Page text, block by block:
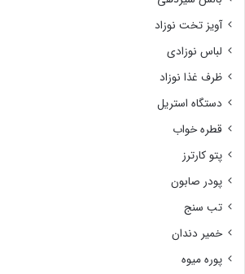
آویز تخت نوزاد
لباس نوزادی
ظرف غذا نوزاد
دستگاه استریل
قطره خواب
پتو کارترز
پودر صابون
تب سنج
خمیر دندان
پوره میوه